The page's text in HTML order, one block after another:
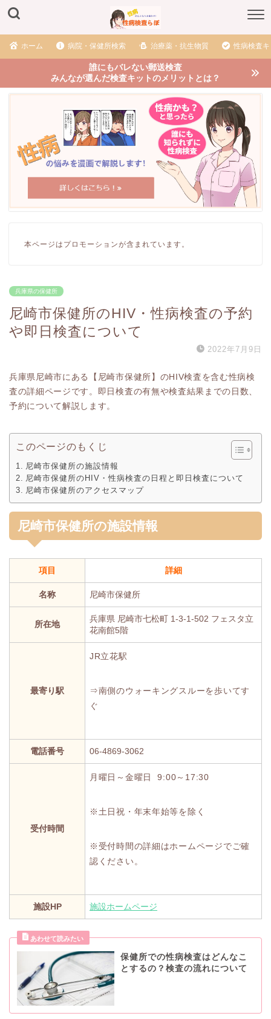
ホーム 病院・保健所検索 治療薬・抗生物質 性病検査
誰にもバレない郵送検査
みんなが選んだ検査キットのメリットとは？
本ページはプロモーションが含まれています。
兵庫県の保健所
尼崎市保健所のHIV・性病検査の予約
や即日検査について
2022年7月9日
兵庫県尼崎市にある【尼崎市保健所】のHIV検査を含む性病検
査の詳細ページです。即日検査の有無や検査結果までの日数、
予約について解説します。
このページのもくじ
尼崎市保健所の施設情報
尼崎市保健所のHIV・性病検査の日程と即日検査について
尼崎市保健所のアクセスマップ
尼崎市保健所の施設情報
項目 詳細
名称 尼崎市保健所
所在地
兵庫県 尼崎市七松町 1-3-1-502 フェスタ立
花南館5階
最寄り駅
JR立花駅
⇒南側のウォーキングスルーを歩いてす
ぐ
電話番号 06-4869-3062
受付時間
月曜日～金曜日 9:00～17:30
※土日祝・年末年始等を除く
※受付時間の詳細はホームページでご確
認ください。
施設HP 施設ホームページ
保健所での性病検査はどんなこ
とするの？検査の流れについて